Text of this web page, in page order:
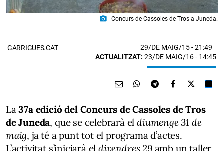
photo_camera Concurs de Cassoles de Tros a Juneda.
GARRIGUES.CAT 29/DE MAIG/15- 21:49
ACTUALITZAT: 23/DE MAIG/16 - 14:45
La37a edició del Concurs de Cassoles de Tros
de Juneda, que se celebrarà el diumenge 31 de
maig, ja té a punt tot el programa d’actes.
L’activitat s’iniciarà el divendres 29amb un taller